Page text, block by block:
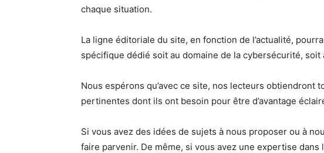
chaque situation.
La ligne éditoriale du site, en fonction de l’actualité,
spécifique dédié soit au domaine de la cybersécurité, soit
Nous espérons qu’avec ce site, nos lecteurs obtiendront
pertinentes dont ils ont besoin pour être d’avantage
Si vous avez des idées de sujets à nous proposer ou à
faire parvenir. De même, si vous avez une expertise